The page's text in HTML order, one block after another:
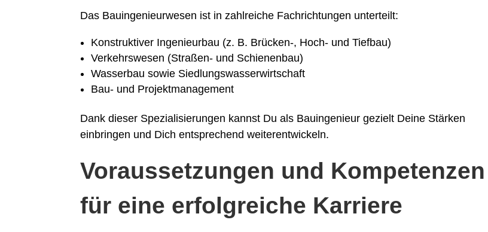
Das Bauingenieurwesen ist in zahlreiche Fachrichtungen unterteilt:
Konstruktiver Ingenieurbau (z. B. Brücken-, Hoch- und Tiefbau)
Verkehrswesen (Straßen- und Schienenbau)
Wasserbau sowie Siedlungswasserwirtschaft
Bau- und Projektmanagement
Dank dieser Spezialisierungen kannst Du als Bauingenieur gezielt Deine Stärken
einbringen und Dich entsprechend weiterentwickeln.
Voraussetzungen und Kompetenzen
für eine erfolgreiche Karriere